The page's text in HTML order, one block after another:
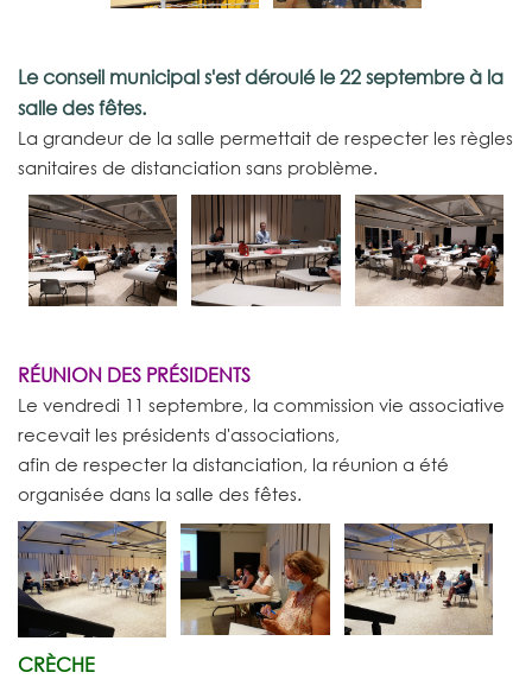
Le conseil municipal s'est déroulé le 22 septembre à la
salle des fêtes.
La grandeur de la salle permettait de respecter les règles
sanitaires de distanciation sans problème.
RÉUNION DES PRÉSIDENTS
Le vendredi 11 septembre, la commission vie associative
recevait les présidents d'associations,
afin de respecter la distanciation, la réunion a été
organisée dans la salle des fêtes.
CRÈCHE